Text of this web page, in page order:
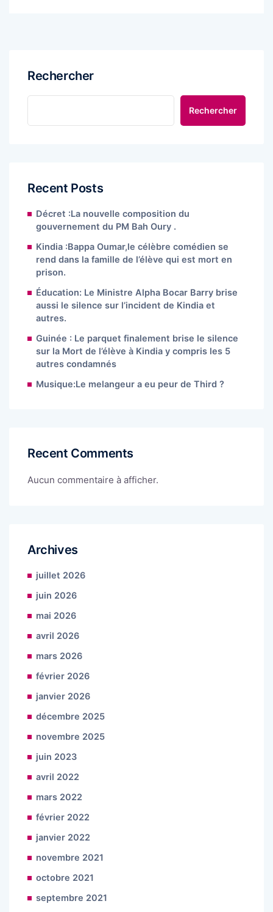
Rechercher
Rechercher
Recent Posts
Décret :La nouvelle composition du
gouvernement du PM Bah Oury .
Kindia :Bappa Oumar,le célèbre comédien se
rend dans la famille de l’élève qui est mort en
prison.
Éducation: Le Ministre Alpha Bocar Barry brise
aussi le silence sur l’incident de Kindia et
autres.
Guinée : Le parquet finalement brise le silence
sur la Mort de l’élève à Kindia y compris les 5
autres condamnés
Musique:Le melangeur a eu peur de Third ?
Recent Comments
Aucun commentaire à afficher.
Archives
juillet 2026
juin 2026
mai 2026
avril 2026
mars 2026
février 2026
janvier 2026
décembre 2025
novembre 2025
juin 2023
avril 2022
mars 2022
février 2022
janvier 2022
novembre 2021
octobre 2021
septembre 2021